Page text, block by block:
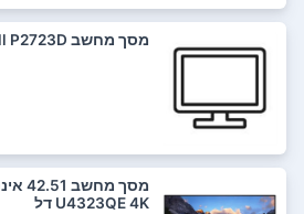
מסך מחשב Dell P2723D ‏27 ‏אינטש QHD דל
U4323QE 4K דל